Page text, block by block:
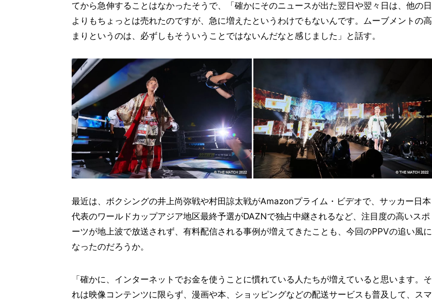
てから急伸することはなかったそうで、「確かにそのニュースが出た翌日や翌々日は、他の日
よりもちょっとは売れたのですが、急に増えたというわけでもないんです。ムーブメントの高
まりというのは、必ずしもそういうことではないんだなと感じました」と話す。
最近は、ボクシングの井上尚弥戦や村田諒太戦がAmazonプライム・ビデオで、サッカー日本
代表のワールドカップアジア地区最終予選がDAZNで独占中継されるなど、注目度の高いスポ
ーツが地上波で放送されず、有料配信される事例が増えてきたことも、今回のPPVの追い風に
なったのだろうか。
「確かに、インターネットでお金を使うことに慣れている人たちが増えていると思います。そ
れは映像コンテンツに限らず、漫画や本、ショッピングなどの配送サービスも普及して、スマ